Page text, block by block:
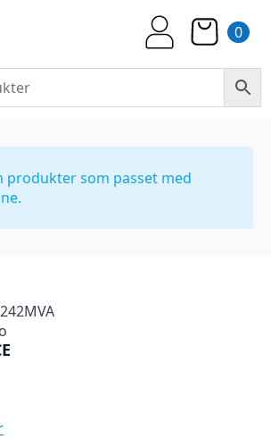
0
produkter som passet med